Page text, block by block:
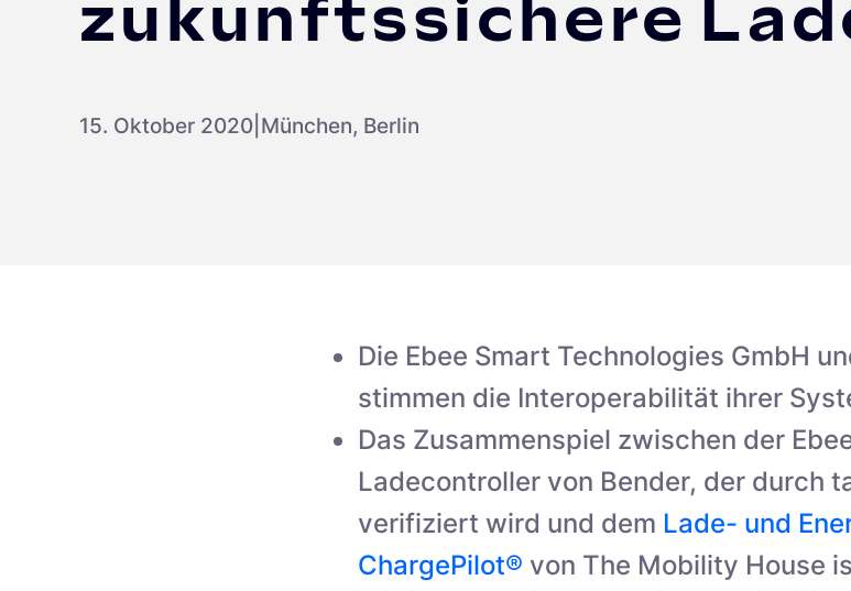
zukunftssichere
15. Oktober 2020 München, Berlin
Die Ebee Smart Technologies GmbH
stimmen die Interoperabilität ihrer
Das Zusammenspiel zwischen der
Ladecontroller von Bender, der durch
verifiziert wird und dem Lade- und
ChargePilot® von The Mobility House